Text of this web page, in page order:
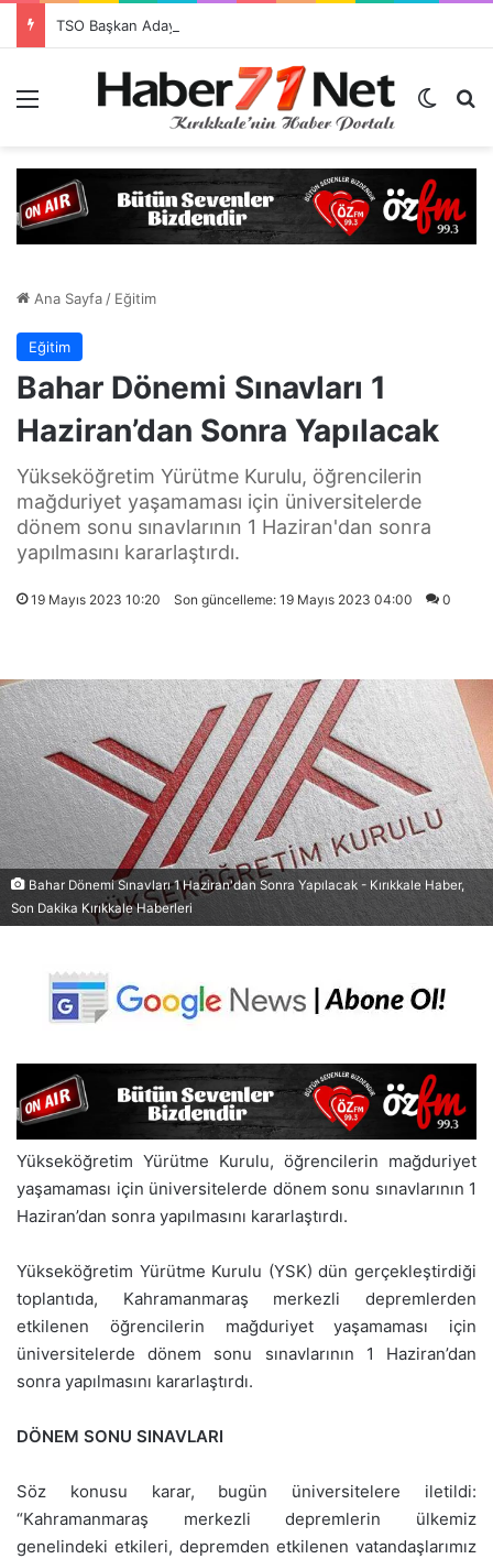
TSO Başkan Adayı Emrah Doğan’dan EXPOKALE Vizyonu
Dış
Ana Sayfa/ Eğitim
Eğitim
Bahar Dönemi Sınavları 1
Haziran’dan Sonra Yapılacak
Yükseköğretim Yürütme Kurulu, öğrencilerin
mağduriyet yaşamaması için üniversitelerde
dönem sonu sınavlarının 1 Haziran'dan sonra
yapılmasını kararlaştırdı.
19 Mayıs 2023 10:20 Son güncelleme: 19 Mayıs 2023 04:00 0
Bahar Dönemi Sınavları 1 Haziran'dan Sonra Yapılacak - Kırıkkale Haber,
Son Dakika Kırıkkale Haberleri
Yükseköğretim Yürütme Kurulu, öğrencilerin mağduriyet
yaşamaması için üniversitelerde dönem sonu sınavlarının 1
Haziran’dan sonra yapılmasını kararlaştırdı.
Yükseköğretim Yürütme Kurulu (YSK) dün gerçekleştirdiği
toplantıda, Kahramanmaraş merkezli depremlerden
etkilenen öğrencilerin mağduriyet yaşamaması için
üniversitelerde dönem sonu sınavlarının 1 Haziran’dan
sonra yapılmasını kararlaştırdı.
DÖNEM SONU SINAVLARI
Söz konusu karar, bugün üniversitelere iletildi:
“Kahramanmaraş merkezli depremlerin ülkemiz
genelindeki etkileri, depremden etkilenen vatandaşlarımız